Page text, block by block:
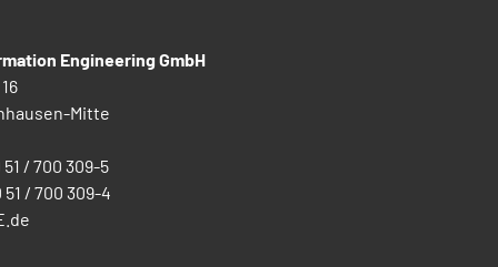
Engineering GmbH
Mitte
51 / 700 309-5
51 / 700 309-4